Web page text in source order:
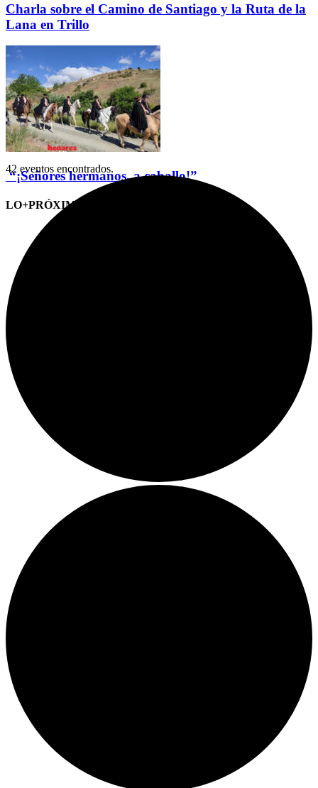
Charla sobre el Camino de Santiago y la Ruta de la
Lana en Trillo
“¡Señores hermanos, a caballo!”
LO+PRÓXIMO (CITAS)
42 eventos encontrados.